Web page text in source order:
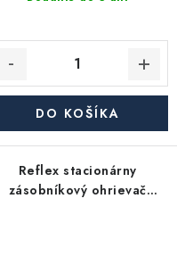
DO KOŠÍKA
Reflex stacionárny
zásobníkový ohrievač